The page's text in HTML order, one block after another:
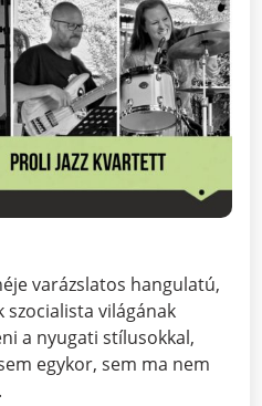
varázslatos hangulatú,
szocialista világának
a nyugati stílusokkal,
egykor, sem ma nem